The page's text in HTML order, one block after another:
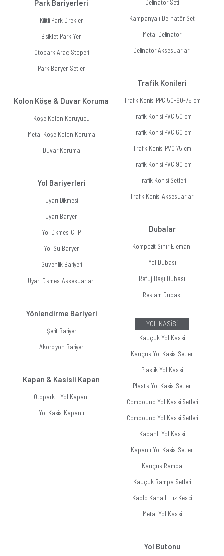
Park Bariyerleri
Kilitli Park Direkleri
Bisiklet Park Yeri
Otopark Araç Stoperi
Park Bariyeri Setleri
Kolon Köşe & Duvar Koruma
Köşe Kolon Koruyucu
Metal Köşe Kolon Koruma
Duvar Koruma
Yol Bariyerleri
Uyarı Dikmesi
Uyarı Bariyeri
Yol Dikmesi CTP
Yol Su Bariyeri
Güvenlik Bariyeri
Uyarı Dikmesi Aksesuarları
Yönlendirme Bariyeri
Şerit Bariyer
Akordiyon Bariyer
Kapan & Kasisli Kapan
Otopark - Yol Kapanı
Yol Kasisi Kapanlı
Delinatör Seti
Kampanyalı Delinatör Seti
Metal Delinatör
Delinatör Aksesuarları
Trafik Konileri
Trafik Konisi PPC 50-60-75 cm
Trafik Konisi PVC 50 cm
Trafik Konisi PVC 60 cm
Trafik Konisi PVC 75 cm
Trafik Konisi PVC 90 cm
Trafik Konisi Setleri
Trafik Konisi Aksesuarları
Dubalar
Kompozit Sınır Elemanı
Yol Dubası
Refuj Başı Dubası
Reklam Dubası
YOL KASİSİ
Kauçuk Yol Kasisi
Kauçuk Yol Kasisi Setleri
Plastik Yol Kasisi
Plastik Yol Kasisi Setleri
Compound Yol Kasisi Setleri
Compound Yol Kasisi Setleri
Kapanlı Yol Kasisi
Kapanlı Yol Kasisi Setleri
Kauçuk Rampa
Kauçuk Rampa Setleri
Kablo Kanallı Hız Kesici
Metal Yol Kasisi
Yol Butonu